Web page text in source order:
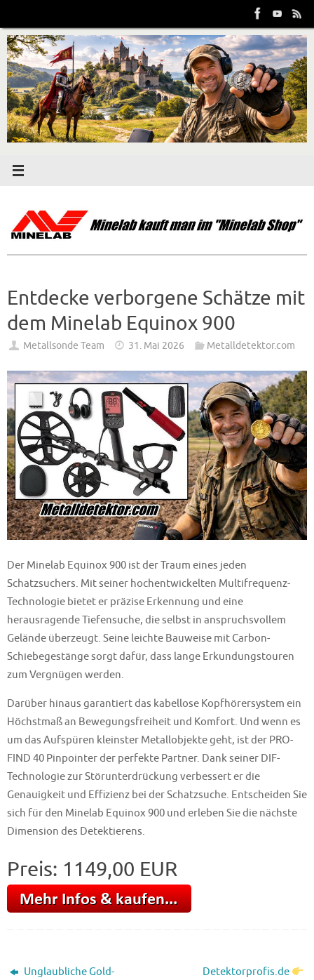
Inhalt
springen
Entdecke verborgene Schätze mit
dem Minelab Equinox 900
Metallsonde Team 31. Mai 2026 Metalldetektor.com
Der Minelab Equinox 900 ist der Traum eines jeden
Schatzsuchers. Mit seiner hochentwickelten Multifrequenz-
Technologie bietet er präzise Erkennung und eine
herausragende Tiefensuche, die selbst in anspruchsvollem
Gelände überzeugt. Seine leichte Bauweise mit Carbon-
Schiebegestänge sorgt dafür, dass lange Erkundungstouren
zum Vergnügen werden.
Darüber hinaus garantiert das kabellose Kopfhörersystem ein
Höchstmaß an Bewegungsfreiheit und Komfort. Und wenn es
um das Aufspüren kleinster Metallobjekte geht, ist der PRO-
FIND 40 Pinpointer der perfekte Partner. Dank seiner DIF-
Technologie zur Störunterdrückung verbessert er die
Genauigkeit und Effizienz bei der Schatzsuche. Entscheiden Sie
sich für den Minelab Equinox 900 und erleben Sie die nächste
Dimension des Detektierens.
Preis: 1149,00 EUR
Unglaubliche Gold-
Detektorprofis.de